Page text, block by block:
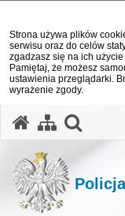
Strona używa plików
serwisu oraz do celów
zgadzasz się na ich
Pamiętaj, że możesz
ustawienia przeglądarki.
wyrażenie zgody.